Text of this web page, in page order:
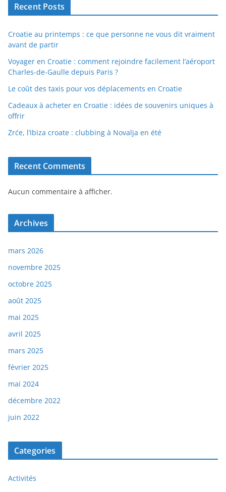
Recent Posts
Croatie au printemps : ce que personne ne vous dit vraiment
avant de partir
Voyager en Croatie : comment rejoindre facilement l’aéroport
Charles-de-Gaulle depuis Paris ?
Le coût des taxis pour vos déplacements en Croatie
Cadeaux à acheter en Croatie : idées de souvenirs uniques à
offrir
Zrće, l’Ibiza croate : clubbing à Novalja en été
Recent Comments
Aucun commentaire à afficher.
Archives
mars 2026
novembre 2025
octobre 2025
août 2025
mai 2025
avril 2025
mars 2025
février 2025
mai 2024
décembre 2022
juin 2022
Categories
Activités